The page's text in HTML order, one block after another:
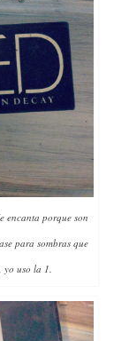
encanta porque son
para sombras que
yo uso la 1.